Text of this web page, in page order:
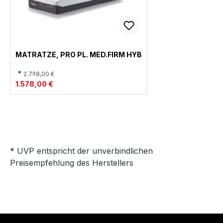
MATRATZE, PRO PL. MED.FIRM HYB
* 2.798,00 €
1.578,00 €
* UVP entspricht der unverbindlichen
Preisempfehlung des Herstellers